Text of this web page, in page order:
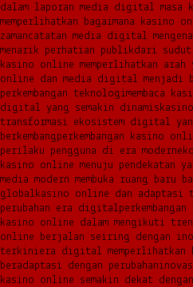
dalam laporan media digital masa
memperlihatkan bagaimana kasino
zamancatatan media digital
menarik perhatian publikdari
kasino online memperlihatkan arah
online dan media digital menjadi
perkembangan teknologimembaca
digital yang semakin dinamis
transformasi ekosistem digital
berkembangperkembangan kasino
perilaku pengguna di era modern
kasino online menuju pendekatan
media modern membuka ruang
global kasino online dan adaptasi
perubahan era digital
kasino online dalam mengikuti tren
online berjalan seiring dengan
terkiniera digital memperlihatkan
beradaptasi dengan perubahan
kasino online semakin dekat